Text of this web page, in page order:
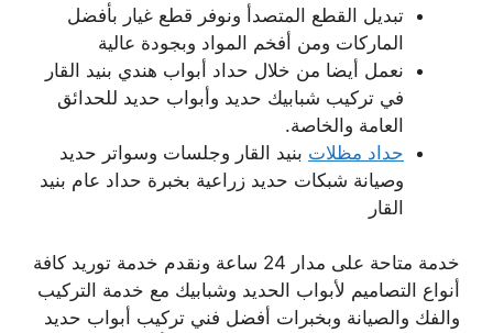
تبديل القطع المتصدأ ونوفر قطع غيار بأفضل
الماركات ومن أفخم المواد وبجودة عالية
نعمل أيضا من خلال حداد أبواب هندي بنيد القار
في تركيب شبابيك حديد وأبواب حديد للحدائق
العامة والخاصة.
حداد مظلات بنيد القار وجلسات وسواتر حديد
وصيانة شبكات حديد زراعية بخبرة حداد عام بنيد
القار
خدمة متاحة على مدار 24 ساعة ونقدم خدمة توريد كافة
أنواع التصاميم لأبواب الحديد وشبابيك مع خدمة التركيب
والفك والصيانة وبخبرات أفضل فني تركيب أبواب حديد